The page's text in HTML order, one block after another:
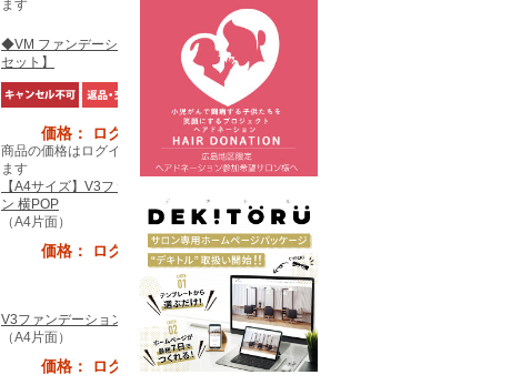
ます
◆VM ファンデーション 【10個
セット】
価格： ログイン後表示
商品の価格はログイン後確認でき
ます
【A4サイズ】V3ファンデーショ
ン 横POP
（A4片面）
価格： ログイン後表示
V3ファンデーション 縦POP
（A4片面）
価格： ログイン後表示